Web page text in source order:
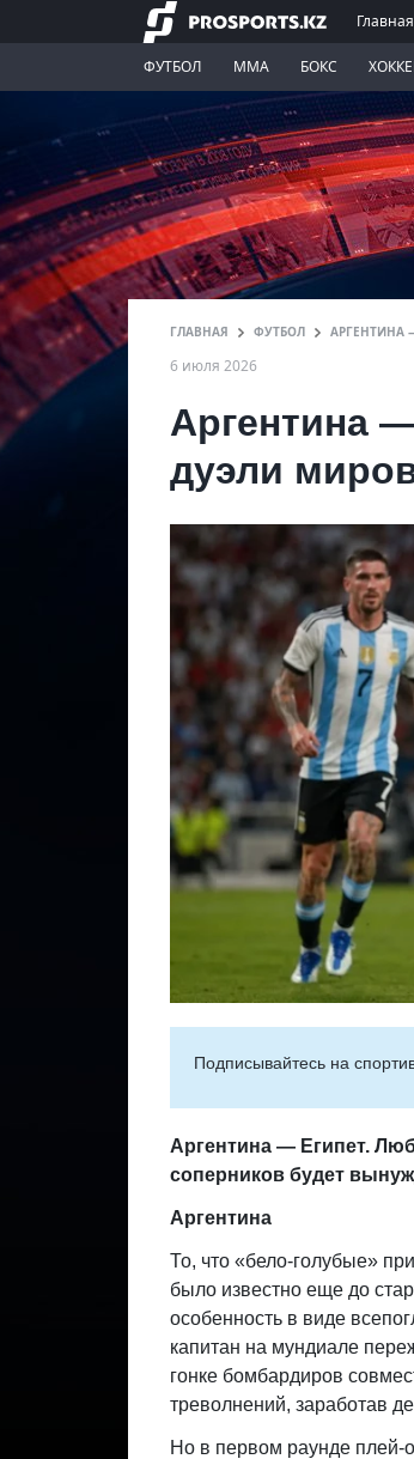
Главная
ФУТБОЛ ММА БОКС
ГЛАВНАЯ ФУТБОЛ АРГЕНТИНА
6 июля 2026
Аргентина
дуэли
Подписывайтесь на
Аргентина — Египет.
соперников будет
Аргентина
То, что «бело-голубые»
было известно еще до
особенность в виде
капитан на мундиале
гонке бомбардиров
треволнений, заработав
Но в первом раунде плей-